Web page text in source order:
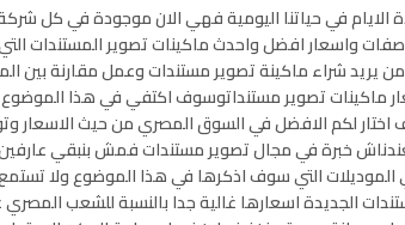
في حياتنا اليومية فهي الان موجودة في كل
واسعار افضل واحدث ماكينات تصوير المستندات
شراء ماكينة تصوير مستندات وعمل مقارنة بين
ماكينات تصوير مستنداتوسوف اكتفي في هذا
اختار لكم الافضل في السوق المصري من حيث الاسعار
خبرة في مجال تصوير مستندات فمش بنبقي
التي سوف اذكرها في هذا الموضوع ولا
الجديدة اسعارها غالية جدا بالنسبة للشعب